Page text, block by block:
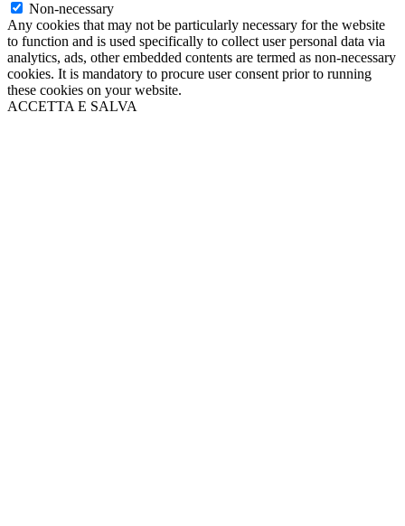
Non-necessary
Any cookies that may not be particularly necessary for the website
to function and is used specifically to collect user personal data via
analytics, ads, other embedded contents are termed as non-necessary
cookies. It is mandatory to procure user consent prior to running
these cookies on your website.
ACCETTA E SALVA